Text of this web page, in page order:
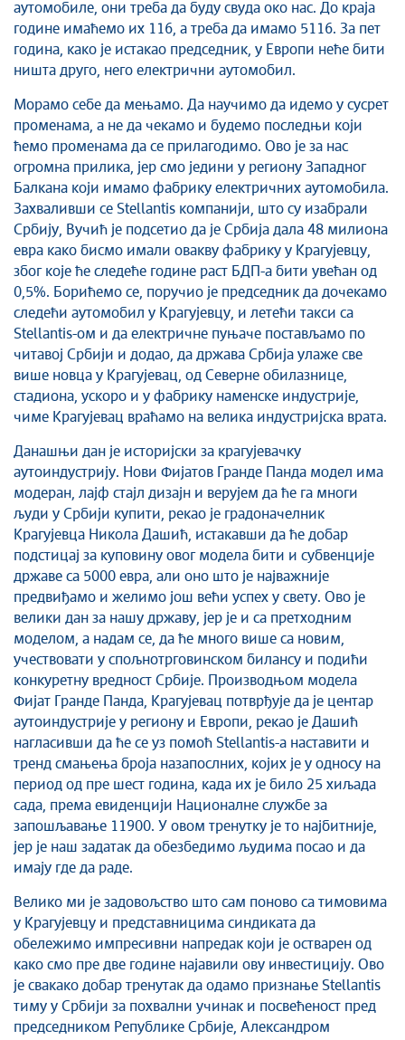
НВО
Међународна сарадња
Позив за медије
Избори
Октобарске свечаности
Образовање
Савет за координацију послова безбедности
саобраћаја
Људска и мањинска права
аутомобиле, они треба да буду свуда око нас. До краја
године имаћемо их 116, а треба да имамо 5116. За пет
година, како је истакао председник, у Европи неће бити
ништа друго, него електрични аутомобил.
Морамо себе да мењамо. Да научимо да идемо у сусрет
променама, а не да чекамо и будемо последњи који
ћемо променама да се прилагодимо. Ово је за нас
огромна прилика, јер смо једини у региону Западног
Балкана који имамо фабрику електричних аутомобила.
Захваливши се Stellantis компанији, што су изабрали
Србију, Вучић је подсетио да је Србија дала 48 милиона
евра како бисмо имали овакву фабрику у Крагујевцу,
због које ће следеће године раст БДП-а бити увећан од
0,5%. Борићемо се, поручио је председник да дочекамо
следећи аутомобил у Крагујевцу, и летећи такси са
Stellantis-ом и да електричне пуњаче постављамо по
читавој Србији и додао, да држава Србија улаже све
више новца у Крагујевац, од Северне обилазнице,
стадиона, ускоро и у фабрику наменске индустрије,
чиме Крагујевац враћамо на велика индустријска врата.
Данашњи дан је историјски за крагујевачку
аутоиндустрију. Нови Фијатов Гранде Панда модел има
модеран, лајф стајл дизајн и верујем да ће га многи
људи у Србији купити, рекао је градоначелник
Крагујевца Никола Дашић, истакавши да ће добар
подстицај за куповину овог модела бити и субвенције
државе са 5000 евра, али оно што је најважније
предвиђамо и желимо још већи успех у свету. Ово је
велики дан за нашу државу, јер је и са претходним
моделом, а надам се, да ће много више са новим,
учествовати у спољнотрговинском билансу и подићи
конкуретну вредност Србије. Производњом модела
Фијат Гранде Панда, Крагујевац потврђује да је центар
аутоиндустрије у региону и Европи, рекао је Дашић
нагласивши да ће се уз помоћ Stellantis-a наставити и
тренд смањења броја назапослних, којих је у односу на
период од пре шест година, када их је било 25 хиљада
сада, према евиденцији Националне службе за
запошљавање 11900. У овом тренутку је то најбитније,
јер је наш задатак да обезбедимо људима посао и да
имају где да раде.
Велико ми је задовољство што сам поново са тимовима
у Крагујевцу и представницима синдиката да
обележимо импресивни напредак који је остварен од
како смо пре две године најавили ову инвестицију. Ово
је свакако добар тренутак да одамо признање Stellantis
тиму у Србији за похвални учинак и посвећеност пред
председником Републике Србије, Александром